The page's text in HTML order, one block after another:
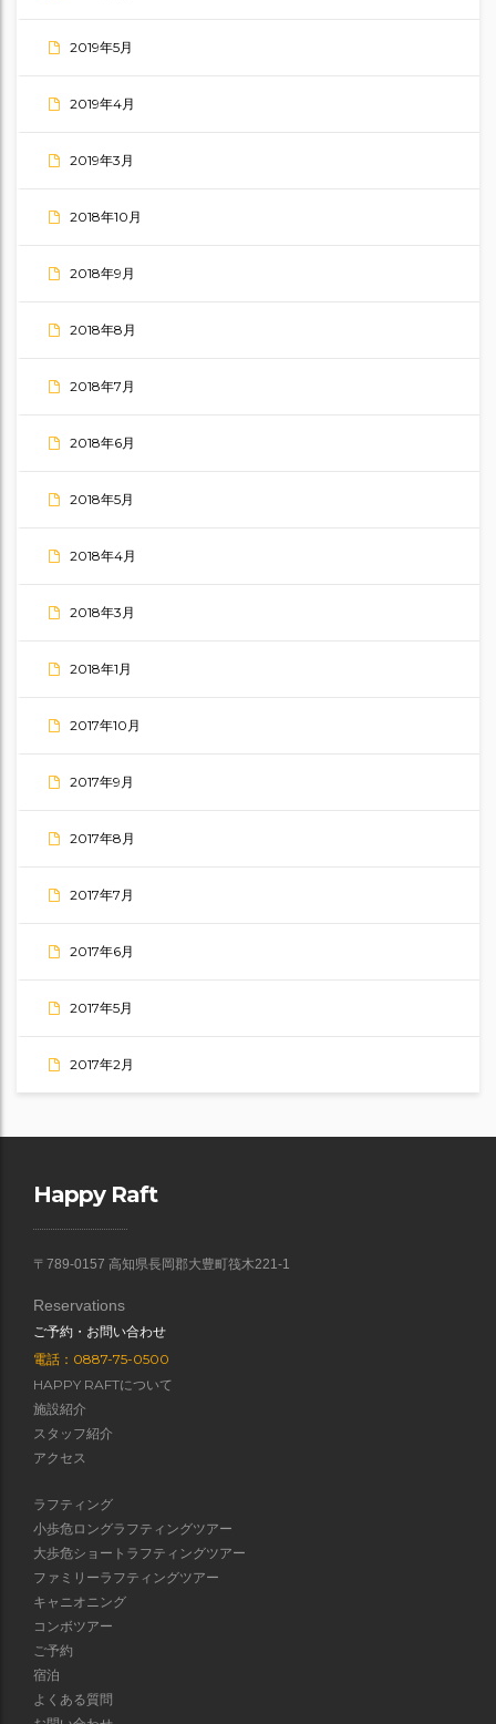
2019年5月
2019年4月
2019年3月
2018年10月
2018年9月
2018年8月
2018年7月
2018年6月
2018年5月
2018年4月
2018年3月
2018年1月
2017年10月
2017年9月
2017年8月
2017年7月
2017年6月
2017年5月
2017年2月
Happy Raft
〒789-0157 高知県長岡郡大豊町筏木221-1
Reservations
ご予約・お問い合わせ
電話：0887-75-0500
HAPPY RAFTについて
施設紹介
スタッフ紹介
アクセス
ラフティング
小歩危ロングラフティングツアー
大歩危ショートラフティングツアー
ファミリーラフティングツアー
キャニオニング
コンボツアー
ご予約
宿泊
よくある質問